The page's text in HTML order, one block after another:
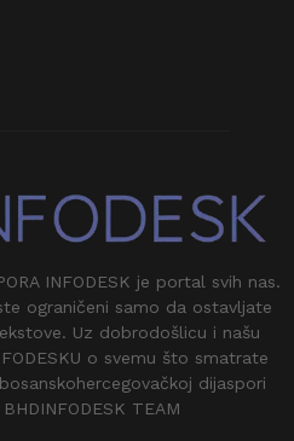
INFODESK je portal svih nas.
ograničeni samo da ostavljate
Uz dobrodošlicu i našu
o svemu što smatrate
dijaspori
TEAM